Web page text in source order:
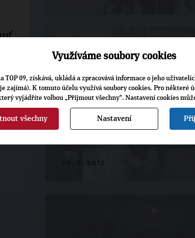
Využíváme soubory cookies
TOP 09, získává, ukládá a zpracovává informace o jeho
zajímá). K tomuto účelu využívá soubory cookies. Pro některé
vyjádříte volbou „Přijmout všechny“. Nastavení cookies
všechny Nastavení